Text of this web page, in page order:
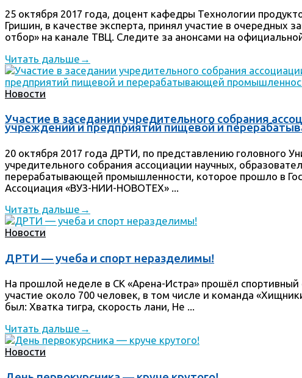
25 октября 2017 года, доцент кафедры Технологии
Гришин, в качестве эксперта, принял участие в очередных
отбор» на канале ТВЦ. Следите за анонсами на
Читать дальше →
Новости
Участие в заседании учредительного собрания
учреждений и предприятий пищевой и
20 октября 2017 года ДРТИ, по представлению головного
учредительного собрания ассоциации научных,
перерабатывающей промышленности, которое прошло в
Ассоциация «ВУЗ-НИИ-НОВОТЕХ» ...
Читать дальше →
Новости
ДРТИ — учеба и спорт неразделимы!
На прошлой неделе в СК «Арена-Истра» прошёл
участие около 700 человек, в том числе и команда
был: Хватка тигра, скорость лани, Не ...
Читать дальше →
Новости